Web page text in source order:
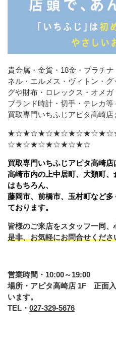
貴金属・金貨・18金・プラチ
ネル・エルメス・ヴィトン・
グや財布・ロレックス・オメ
ブランド時計・切手・テレカ等
買取専門いちふじアピタ高崎
☆★☆★☆★☆★☆★☆
買取専門いちふじアピタ高崎店
高崎市内の上中居町、大類町
はもちろん、
藤岡市、前橋市、玉村町など
ております。
皆様のご来店をスタッフ一同
是非、お気軽にお問合せくださ
営業時間・10:00～19:00
場所・アピタ高崎店 1F 正面
います。
TEL・ 027-329-5676